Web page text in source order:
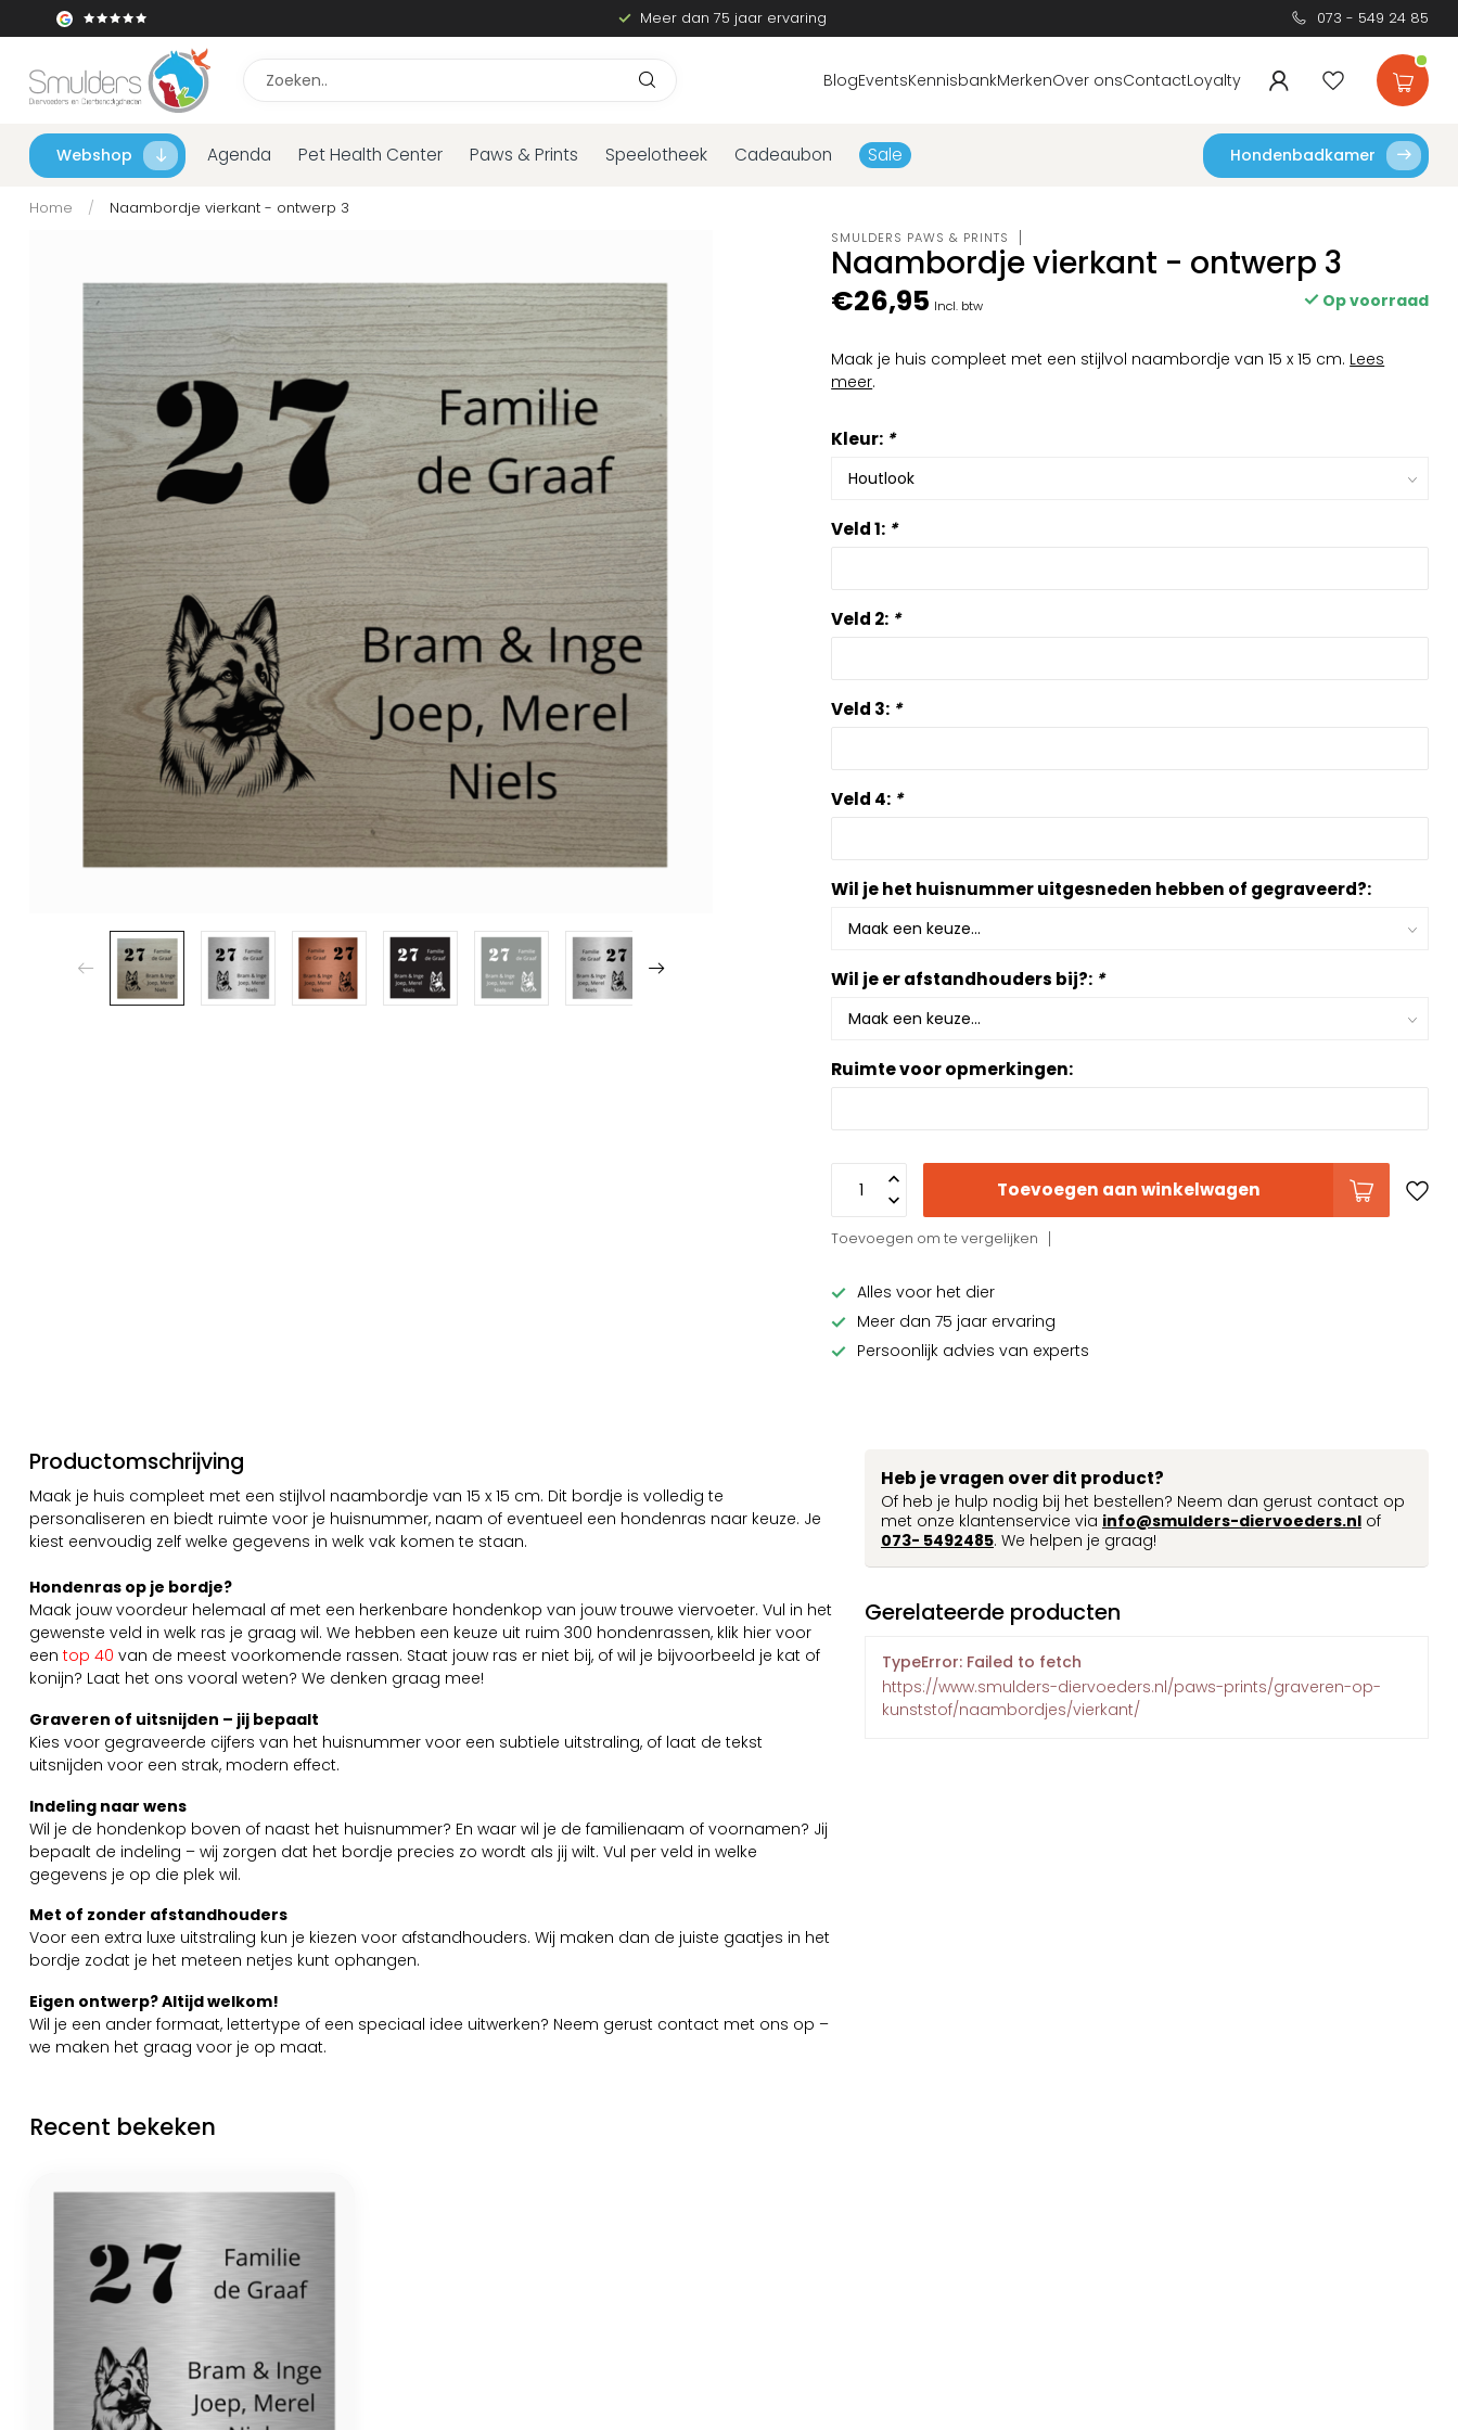
Meer dan 75 jaar ervaring 073 - 549 24 85
BlogEventsKennisbankMerkenOver onsContactLoyalty
Webshop Agenda Pet Health Center Paws & Prints Speelotheek Cadeaubon Sale Hondenbadkamer
Home / Naambordje vierkant - ontwerp 3
SMULDERS PAWS & PRINTS
Naambordje vierkant - ontwerp 3
€26,95 Incl. btw Op voorraad
Maak je huis compleet met een stijlvol naambordje van 15 x 15 cm. Lees
meer.
Kleur: *
Veld 1: *
Veld 2: *
Veld 3: *
Veld 4: *
Wil je het huisnummer uitgesneden hebben of gegraveerd?:
Wil je er afstandhouders bij?: *
Ruimte voor opmerkingen:
Toevoegen aan winkelwagen
Toevoegen om te vergelijken
Alles voor het dier
Meer dan 75 jaar ervaring
Persoonlijk advies van experts
Productomschrijving
Maak je huis compleet met een stijlvol naambordje van 15 x 15 cm. Dit bordje is volledig te
personaliseren en biedt ruimte voor je huisnummer, naam of eventueel een hondenras naar keuze. Je
kiest eenvoudig zelf welke gegevens in welk vak komen te staan.
Hondenras op je bordje?
Maak jouw voordeur helemaal af met een herkenbare hondenkop van jouw trouwe viervoeter. Vul in het
gewenste veld in welk ras je graag wil. We hebben een keuze uit ruim 300 hondenrassen, klik hier voor
een top 40 van de meest voorkomende rassen. Staat jouw ras er niet bij, of wil je bijvoorbeeld je kat of
konijn? Laat het ons vooral weten? We denken graag mee!
Graveren of uitsnijden – jij bepaalt
Kies voor gegraveerde cijfers van het huisnummer voor een subtiele uitstraling, of laat de tekst
uitsnijden voor een strak, modern effect.
Indeling naar wens
Wil je de hondenkop boven of naast het huisnummer? En waar wil je de familienaam of voornamen? Jij
bepaalt de indeling – wij zorgen dat het bordje precies zo wordt als jij wilt. Vul per veld in welke
gegevens je op die plek wil.
Met of zonder afstandhouders
Voor een extra luxe uitstraling kun je kiezen voor afstandhouders. Wij maken dan de juiste gaatjes in het
bordje zodat je het meteen netjes kunt ophangen.
Eigen ontwerp? Altijd welkom!
Wil je een ander formaat, lettertype of een speciaal idee uitwerken? Neem gerust contact met ons op –
we maken het graag voor je op maat.
Heb je vragen over dit product?
Of heb je hulp nodig bij het bestellen? Neem dan gerust contact op
met onze klantenservice via info@smulders-diervoeders.nl of
073- 5492485. We helpen je graag!
Gerelateerde producten
TypeError: Failed to fetch
https://www.smulders-diervoeders.nl/paws-prints/graveren-op-
kunststof/naambordjes/vierkant/
Recent bekeken